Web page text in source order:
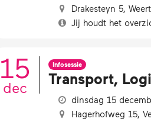
Drakesteyn 5, Weert
Jij houdt het
15
dec
Infosessie
Transport,
dinsdag 15
Hagerhofweg 15,